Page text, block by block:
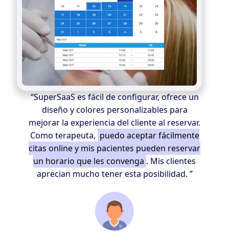
“SuperSaaS es fácil de configurar, ofrece un
diseño y colores personalizables para
mejorar la experiencia del cliente al reservar.
Como terapeuta, puedo aceptar fácilmente
citas online y mis pacientes pueden reservar
un horario que les convenga . Mis clientes
aprecian mucho tener esta posibilidad. ”